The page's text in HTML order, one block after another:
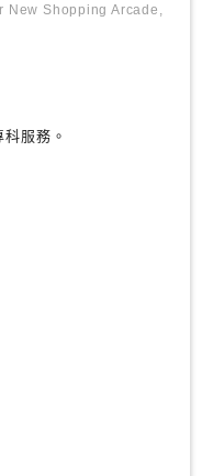
New Shopping Arcade,
服務。